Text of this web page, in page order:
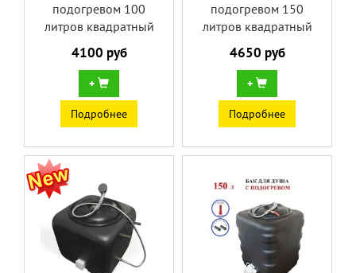
подогревом 100
литров квадратный
4100 руб
+
Подробнее
подогревом 150
литров квадратный
4650 руб
+
Подробнее